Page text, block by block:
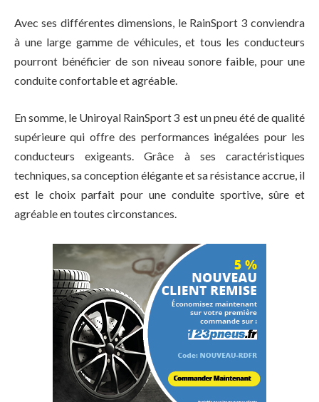
Avec ses différentes dimensions, le RainSport 3 conviendra
à une large gamme de véhicules, et tous les conducteurs
pourront bénéficier de son niveau sonore faible, pour une
conduite confortable et agréable.
En somme, le Uniroyal RainSport 3 est un pneu été de qualité
supérieure qui offre des performances inégalées pour les
conducteurs exigeants. Grâce à ses caractéristiques
techniques, sa conception élégante et sa résistance accrue, il
est le choix parfait pour une conduite sportive, sûre et
agréable en toutes circonstances.